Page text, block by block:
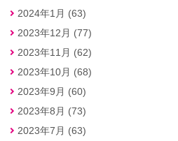
2024年1月 (63)
2023年12月 (77)
2023年11月 (62)
2023年10月 (68)
2023年9月 (60)
2023年8月 (73)
2023年7月 (63)